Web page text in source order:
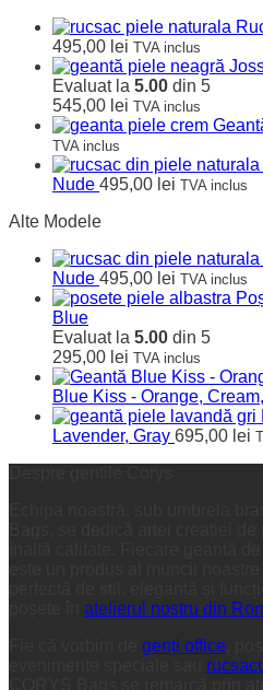
495,00 lei TVA inclus
Evaluat la 5.00 din 5
545,00 lei TVA inclus
TVA inclus
Nude 495,00 lei TVA inclus
Alte Modele
Nude 495,00 lei TVA inclus
Blue
Evaluat la 5.00 din 5
295,00 lei TVA inclus
Blue Kiss - Orange,
Lavender, Gray 695,00 lei
atelierul nostru din
genți office